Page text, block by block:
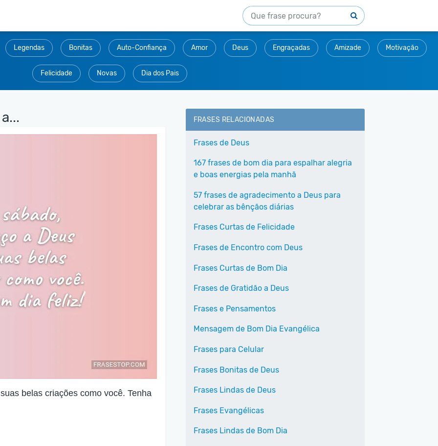
Legendas Bonitas Auto-Confiança Amor Deus Engraçadas Amizade Motivação
Felicidade Novas Dia dos Pais
belas criações como você. Tenha
FRASES RELACIONADAS
Frases de Deus
167 frases de bom dia para espalhar alegria
e boas energias pela manhã
57 frases de agradecimento a Deus para
celebrar as bênçãos diárias
Frases Curtas de Felicidade
Frases de Encontro com Deus
Frases Curtas de Bom Dia
Frases de Gratidão a Deus
Frases e Pensamentos
Mensagem de Bom Dia Evangélica
Frases para Celular
Frases Bonitas de Deus
Frases Lindas de Deus
Frases Evangélicas
Frases Lindas de Bom Dia